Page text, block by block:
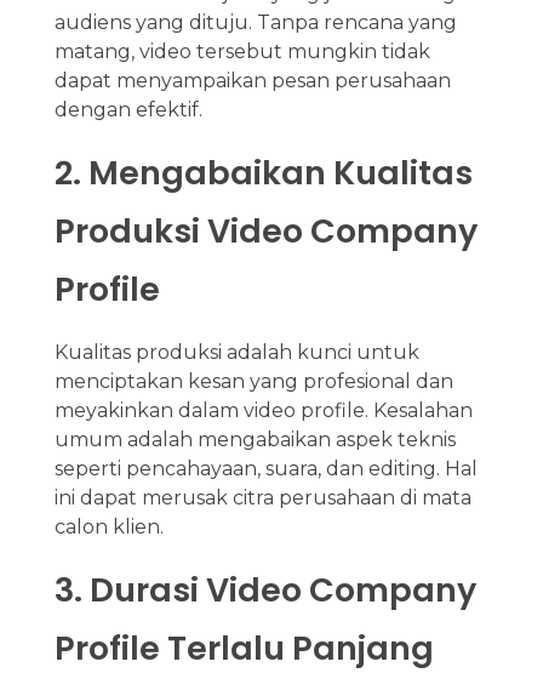
audiens yang dituju. Tanpa rencana yang
matang, video tersebut mungkin tidak
dapat menyampaikan pesan perusahaan
dengan efektif.
2. Mengabaikan Kualitas
Produksi Video Company
Profile
Kualitas produksi adalah kunci untuk
menciptakan kesan yang profesional dan
meyakinkan dalam video profile. Kesalahan
umum adalah mengabaikan aspek teknis
seperti pencahayaan, suara, dan editing. Hal
ini dapat merusak citra perusahaan di mata
calon klien.
3. Durasi Video Company
Profile Terlalu Panjang